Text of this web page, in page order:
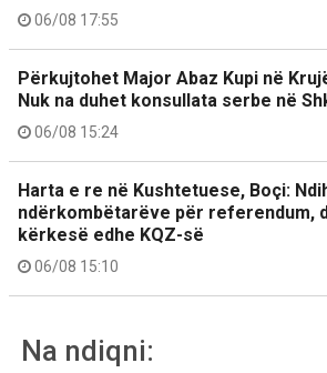
06/08 17:55
Përkujtohet Major Abaz Kupi në
Nuk na duhet konsullata serbe në
06/08 15:24
Harta e re në Kushtetuese, Boçi:
ndërkombëtarëve për referendum,
kërkesë edhe KQZ-së
06/08 15:10
Na ndiqni: